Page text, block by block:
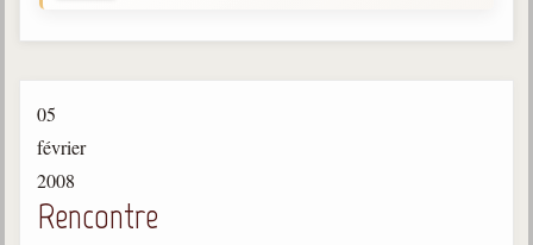
1910-2002
1927-2025
Bibliothèque
05
février
2008
Rencontre